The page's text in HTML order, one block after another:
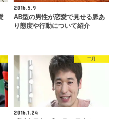
2016.5.9
AB型の男性が恋愛で見せる脈あ
り態度や行動について紹介
二月
2016.1.24